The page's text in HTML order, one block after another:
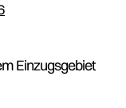
Einzugsgebiet